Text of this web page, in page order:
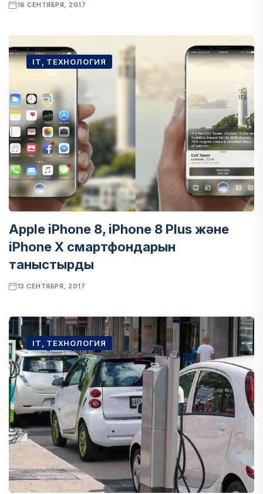
16 СЕНТЯБРЯ, 2017
IT, ТЕХНОЛОГИЯ
Apple iPhone 8, iPhone 8 Plus және
iPhone X смартфондарын
таныстырды
13 СЕНТЯБРЯ, 2017
IT, ТЕХНОЛОГИЯ